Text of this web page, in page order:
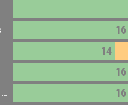
16
14
16
8. Donny, das ist nicht dein Fachbereich 16